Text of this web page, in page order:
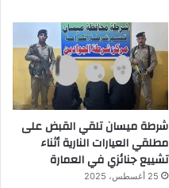
شرطة ميسان تلقي القبض على
مطلقي العيارات النارية أثناء
تشييع جنائزي في العمارة
25 أغسطس، 2025